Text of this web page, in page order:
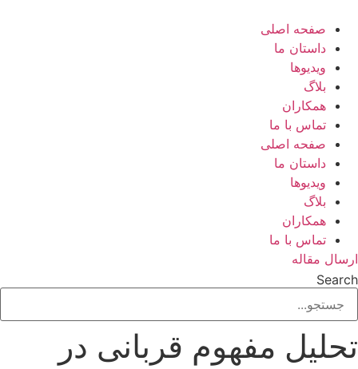
محتوا
صفحه اصلی
داستان ما
ویدیوها
بلاگ
همکاران
تماس با ما
صفحه اصلی
داستان ما
ویدیوها
بلاگ
همکاران
تماس با ما
ارسال مقاله
Search
تحلیل مفهوم قربانی در